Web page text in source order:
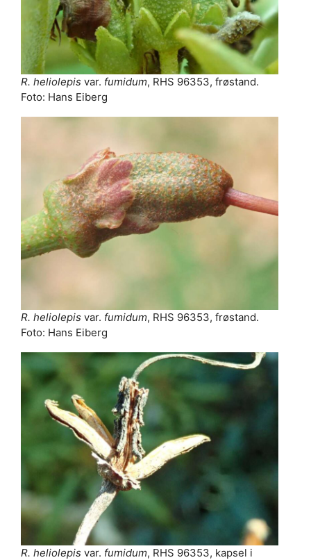
R. heliolepis var. fumidum, RHS 96353, frøstand.
Foto: Hans Eiberg
R. heliolepis var. fumidum, RHS 96353, frøstand.
Foto: Hans Eiberg
R. heliolepis var. fumidum, RHS 96353, kapsel i